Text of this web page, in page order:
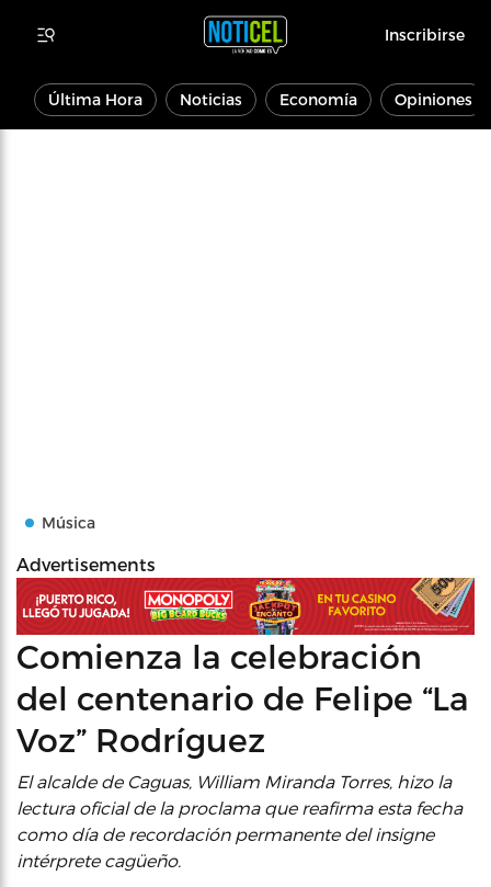
Inscribirse
Última Hora Noticias Economía Opiniones
Música
Advertisements
Comienza la celebración
del centenario de Felipe “La
Voz” Rodríguez
El alcalde de Caguas, William Miranda Torres, hizo la
lectura oficial de la proclama que reafirma esta fecha
como día de recordación permanente del insigne
intérprete cagüeño.